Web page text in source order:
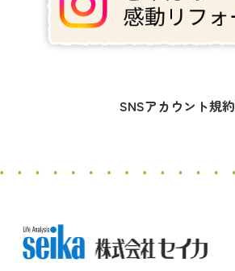
SNSアカウント規約